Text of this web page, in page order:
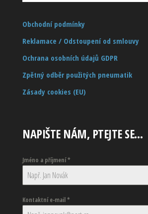
Obchodní podmínky
Reklamace / Odstoupení od smlouvy
Ochrana osobních údajů GDPR
Zpětný odběr použitých pneumatik
Zásady cookies (EU)
NAPIŠTE NÁM, PTEJTE SE…
Jméno a příjmení*
Kontaktní e-mail*